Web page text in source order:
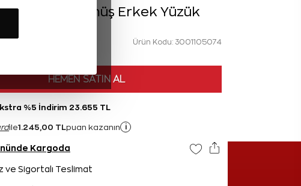
Pırlanta Gümüş Erkek Yüzük
Ürün Kodu: 3001105074
HEMEN SATIN AL
%5 İndirim 23.655 TL
ile1.245,00 TL puan kazanın i
Kargoda
ve Sigortalı Teslimat